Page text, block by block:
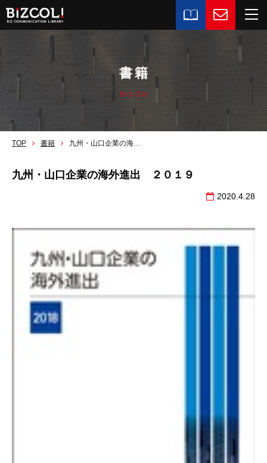
書籍
BOOK
TOP 書籍 九州・山口企業の海外進出 ２０１９
九州・山口企業の海外進出 ２０１９
2020.4.28